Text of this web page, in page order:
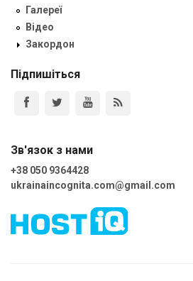
Галереї
Відео
Закордон
Підпишіться
Зв'язок з нами
+38 050 9364428
ukrainaincognita.com@gmail.com